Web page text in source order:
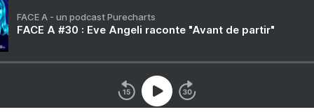
FACE A - un podcast Purecharts
FACE A #30 : Eve Angeli raconte "Avant de partir"